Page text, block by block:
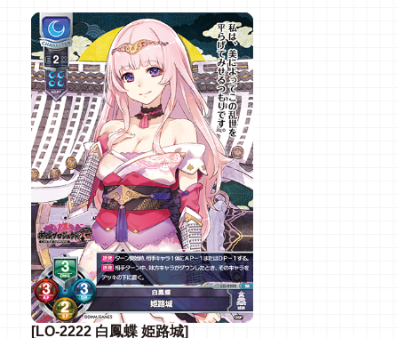
[LO-2222 白鳳蝶 姫路城]